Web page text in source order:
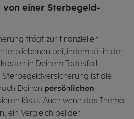
von einer Sterbe­geld­
trägt zur finanziellen
bei, indem sie in der
in Deinem Todesfall
ist die
Deinen persönlichen
lässt. Auch wenn das Thema
ein Vergleich bei der